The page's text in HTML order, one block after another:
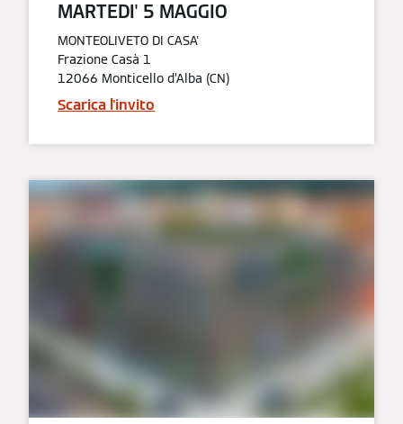
MARTEDI' 5 MAGGIO​
MONTEOLIVETO DI CASA'
Frazione Casà 1
12066 Monticello d’Alba (CN)
Scarica l'invito